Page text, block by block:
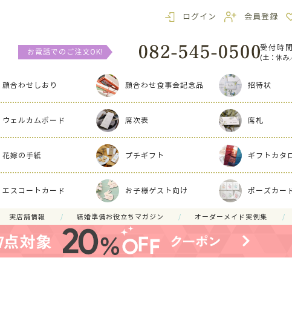
ログイン 会員登録
お電話でのご注文OK! 受付時
(土：休み
顔合わせしおり 顔合わせ食事会記念品 招待状
ウェルカムボード 席次表 席札
花嫁の手紙 プチギフト ギフトカタ
エスコートカード お子様ゲスト向け ポーズカー
実店舗情報 結婚準備お役立ちマガジン オーダーメイド実例集